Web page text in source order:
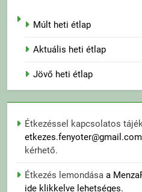
Múlt heti étlap
Aktuális heti étlap
Jövő heti étlap
Étkezéssel kapcsolatos
etkezes.fenyoter@gmail.com
kérhető.
Étkezés lemondása a
ide klikkelve lehetséges.